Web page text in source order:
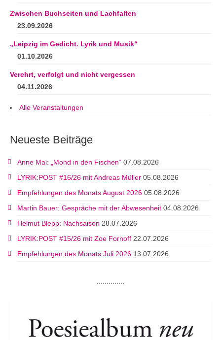
Zwischen Buchseiten und Lachfalten
23.09.2026
„Leipzig im Gedicht. Lyrik und Musik“
01.10.2026
Verehrt, verfolgt und nicht vergessen
04.11.2026
Alle Veranstaltungen
Neueste Beiträge
Anne Mai: „Mond in den Fischen“ 07.08.2026
LYRIK:POST #16/26 mit Andreas Müller 05.08.2026
Empfehlungen des Monats August 2026 05.08.2026
Martin Bauer: Gespräche mit der Abwesenheit 04.08.2026
Helmut Blepp: Nachsaison 28.07.2026
LYRIK:POST #15/26 mit Zoe Fornoff 22.07.2026
Empfehlungen des Monats Juli 2026 13.07.2026